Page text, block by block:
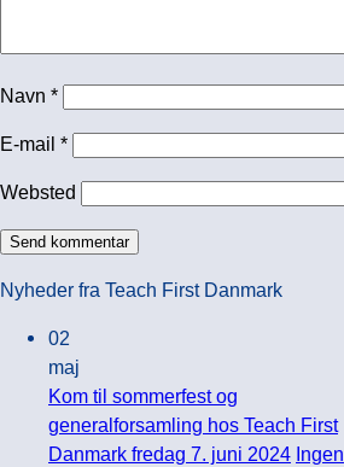
Navn *
E-mail *
Websted
Nyheder fra Teach First Danmark
02
maj
Kom til sommerfest og
generalforsamling hos Teach First
Danmark fredag 7. juni 2024 Ingen